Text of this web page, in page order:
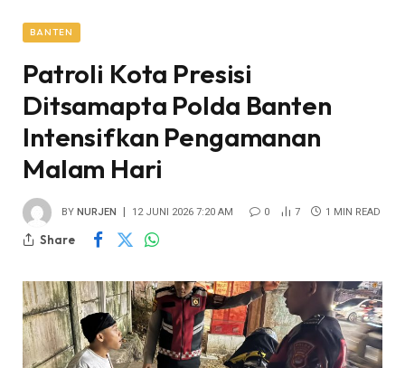
BANTEN
Patroli Kota Presisi
Ditsamapta Polda Banten
Intensifkan Pengamanan
Malam Hari
BY NURJEN 12 JUNI 2026 7:20 AM 0 7 1 MIN READ
Share